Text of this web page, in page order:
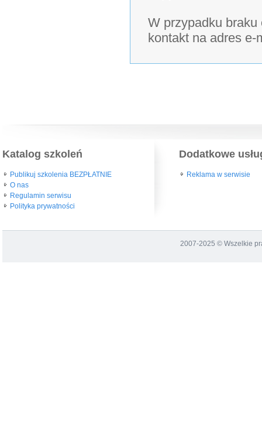
W przypadku
kontakt na adres
Katalog szkoleń
Publikuj szkolenia BEZPŁATNIE
O nas
Regulamin serwisu
Polityka prywatności
Dodatkowe
Reklama w serwisie
2007-2025 © Wszelkie